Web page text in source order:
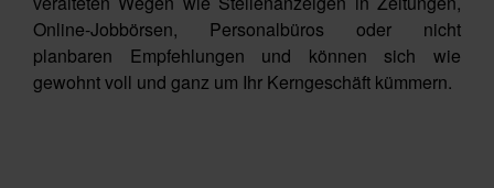
Online-Jobbörsen, Personalbüros oder nicht
planbaren Empfehlungen und können sich wie
gewohnt voll und ganz um Ihr Kerngeschäft kümmern.